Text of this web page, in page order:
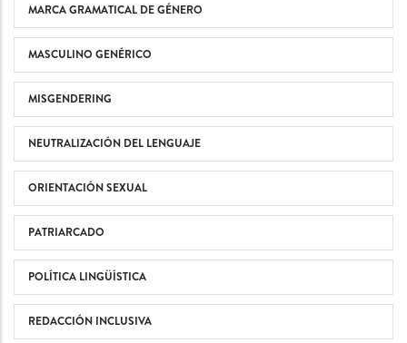
MARCA GRAMATICAL DE GÉNERO
MASCULINO GENÉRICO
MISGENDERING
NEUTRALIZACIÓN DEL LENGUAJE
ORIENTACIÓN SEXUAL
PATRIARCADO
POLÍTICA LINGÜÍSTICA
REDACCIÓN INCLUSIVA